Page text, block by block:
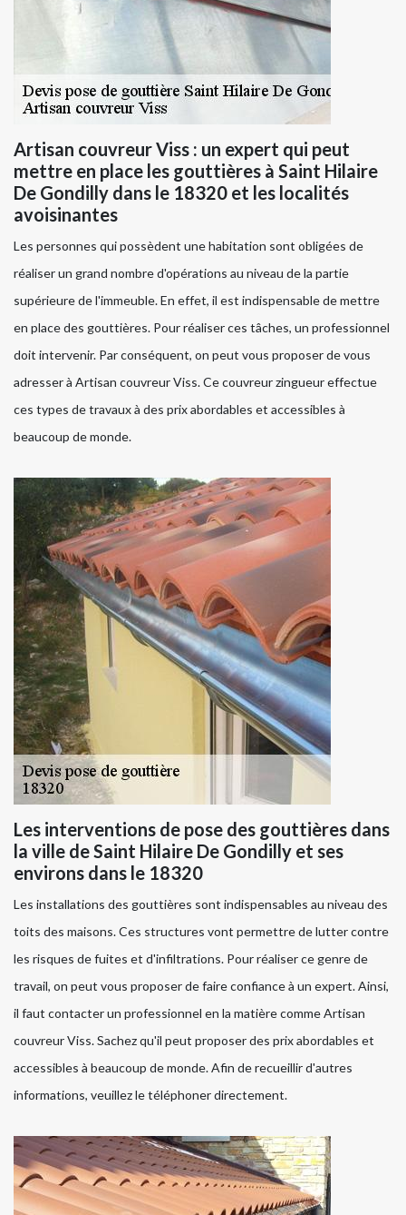
Artisan couvreur Viss : un expert qui peut
mettre en place les gouttières à Saint Hilaire
De Gondilly dans le 18320 et les localités
avoisinantes
Les personnes qui possèdent une habitation sont obligées de
réaliser un grand nombre d'opérations au niveau de la partie
supérieure de l'immeuble. En effet, il est indispensable de mettre
en place des gouttières. Pour réaliser ces tâches, un professionnel
doit intervenir. Par conséquent, on peut vous proposer de vous
adresser à Artisan couvreur Viss. Ce couvreur zingueur effectue
ces types de travaux à des prix abordables et accessibles à
beaucoup de monde.
Les interventions de pose des gouttières dans
la ville de Saint Hilaire De Gondilly et ses
environs dans le 18320
Les installations des gouttières sont indispensables au niveau des
toits des maisons. Ces structures vont permettre de lutter contre
les risques de fuites et d'infiltrations. Pour réaliser ce genre de
travail, on peut vous proposer de faire confiance à un expert. Ainsi,
il faut contacter un professionnel en la matière comme Artisan
couvreur Viss. Sachez qu'il peut proposer des prix abordables et
accessibles à beaucoup de monde. Afin de recueillir d'autres
informations, veuillez le téléphoner directement.